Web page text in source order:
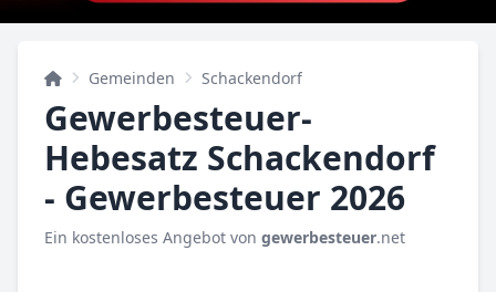
Gemeinden Schackendorf
Gewerbesteuer-
Hebesatz Schackendorf
- Gewerbesteuer 2026
Ein kostenloses Angebot von gewerbesteuer.net